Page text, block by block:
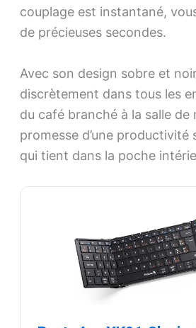
couplage est instantané,
de précieuses secondes.
Avec son design sobre et
discrètement dans tous les
du café branché à la salle de
promesse d’une productivité
qui tient dans la poche